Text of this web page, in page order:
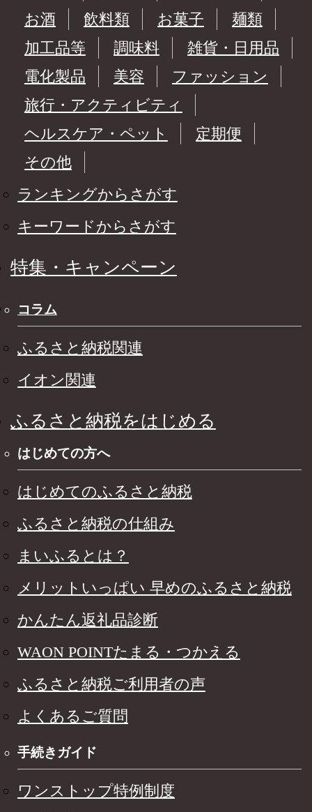
お酒
飲料類 お菓子
麺類
加工品等
調味料
雑貨・日用品
電化製品
美容
ファッション
旅行・アクティビティ
ヘルスケア・ペット
定期便
その他
ランキングからさがす
キーワードからさがす
特集・キャンペーン
コラム
ふるさと納税関連
イオン関連
ふるさと納税をはじめる
はじめての方へ
はじめてのふるさと納税
ふるさと納税の仕組み
まいふるとは？
メリットいっぱい 早めのふるさと納税
かんたん返礼品診断
WAON POINTたまる・つかえる
ふるさと納税ご利用者の声
よくあるご質問
手続きガイド
ワンストップ特例制度